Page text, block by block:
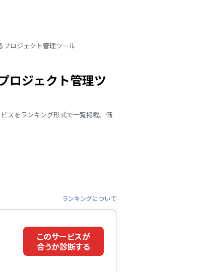
プロジェクト管理ツール
ロジェクト管理ツ
スをランキング形式で一覧掲載。価
ランキングについて
このサービスが
合うか診断する